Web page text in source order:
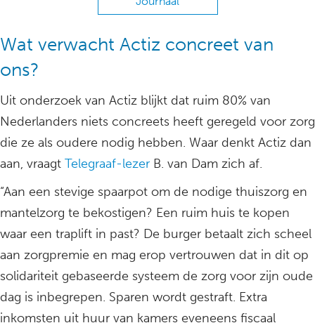
Wat verwacht Actiz concreet van
ons?
Uit onderzoek van Actiz blijkt dat ruim 80% van
Nederlanders niets concreets heeft geregeld voor zorg
die ze als oudere nodig hebben. Waar denkt Actiz dan
aan, vraagt Telegraaf-lezer B. van Dam zich af.
“Aan een stevige spaarpot om de nodige thuiszorg en
mantelzorg te bekostigen? Een ruim huis te kopen
waar een traplift in past? De burger betaalt zich scheel
aan zorgpremie en mag erop vertrouwen dat in dit op
solidariteit gebaseerde systeem de zorg voor zijn oude
dag is inbegrepen. Sparen wordt gestraft. Extra
inkomsten uit huur van kamers eveneens fiscaal